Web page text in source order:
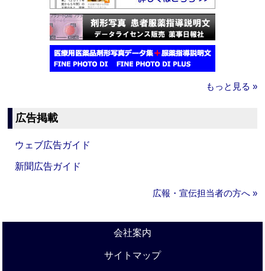
もっと見る »
広告掲載
ウェブ広告ガイド
新聞広告ガイド
広報・宣伝担当者の方へ »
会社案内
サイトマップ